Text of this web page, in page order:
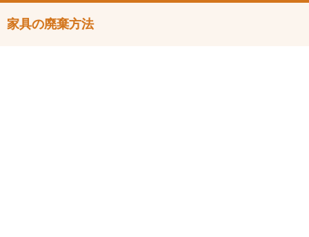
家具の廃棄方法